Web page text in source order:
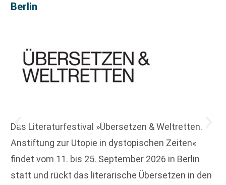
Berlin
Das Literaturfestival »Übersetzen & Weltretten.
Anstiftung zur Utopie in dystopischen Zeiten«
findet vom 11. bis 25. September 2026 in Berlin
statt und rückt das literarische Übersetzen in den